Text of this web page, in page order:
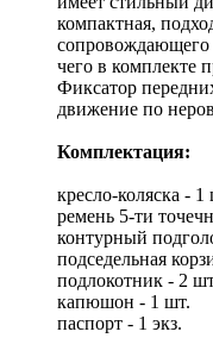
компактная,
сопровождающего
чего в комплекте
Фиксатор
движение по
Комплектация:
кресло-коляска - 1
ремень 5-ти
контурный
подседельная
подлокотник - 2
капюшон - 1 шт.
паспорт - 1 экз.